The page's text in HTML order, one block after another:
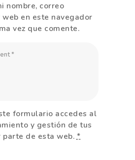
nombre, correo
en este navegador
vez que comente.
formulario accedes al
y gestión de tus
parte de esta web.*